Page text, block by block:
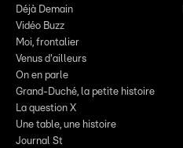
Déjà Demain
Vidéo Buzz
Moi, frontalier
Venus d'ailleurs
On en parle
Grand-Duché, la petite histoire
La question X
Une table, une histoire
Journal St